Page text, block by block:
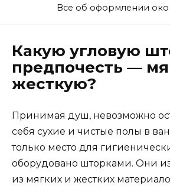
Все об оформлении
Какую угловую
предпочесть —
жесткую?
Принимая душ, невозможно
себя сухие и чистые полы в
только место для
оборудовано шторками. Они
из мягких и жестких